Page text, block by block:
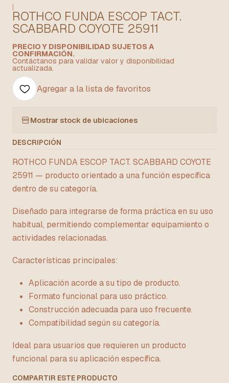
|
ROTHCO FUNDA ESCOP TACT.
SCABBARD COYOTE 25911
PRECIO Y DISPONIBILIDAD SUJETOS A
CONFIRMACIÓN.
Contáctanos para validar valor y disponibilidad
actualizada.
Agregar a la lista de favoritos
Mostrar stock de ubicaciones
DESCRIPCIÓN
ROTHCO FUNDA ESCOP TACT. SCABBARD COYOTE
25911 — producto orientado a una función específica
dentro de su categoría.
Diseñado para integrarse de forma práctica en su uso
habitual, permitiendo complementar equipamiento o
actividades relacionadas.
Características principales:
Aplicación acorde a su tipo de producto.
Formato funcional para uso práctico.
Construcción adecuada para uso frecuente.
Compatibilidad según su categoría.
Ideal para usuarios que requieren un producto
funcional para su aplicación específica.
COMPARTIR ESTE PRODUCTO